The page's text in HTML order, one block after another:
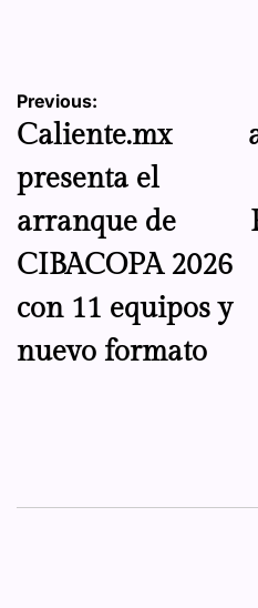
Navegación
de
entradas
Previous:
Caliente.mx
presenta el
arranque de
CIBACOPA 2026
con 11 equipos y
nuevo formato